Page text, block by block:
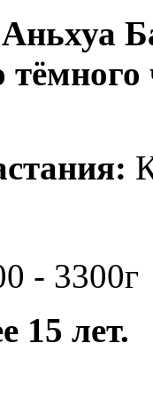
- 3300г
15 лет.